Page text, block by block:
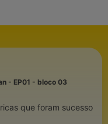
- EP01 - bloco 03
que foram sucesso